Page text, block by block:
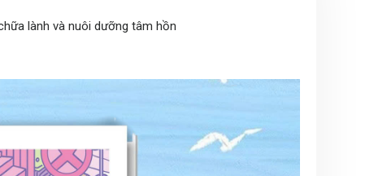
lành và nuôi dưỡng tâm hồn